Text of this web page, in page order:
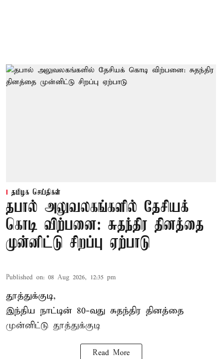
தமிழக செய்திகள்
தபால் அலுவலகங்களில் தேசியக்
கொடி விற்பனை: சுதந்திர தினத்தை
முன்னிட்டு சிறப்பு ஏற்பாடு
Published on: 08 Aug 2026, 12:35 pm
தூத்துக்குடி,
இந்திய நாட்டின் 80-வது சுதந்திர தினத்தை
முன்னிட்டு தூத்துக்குடி
Read More